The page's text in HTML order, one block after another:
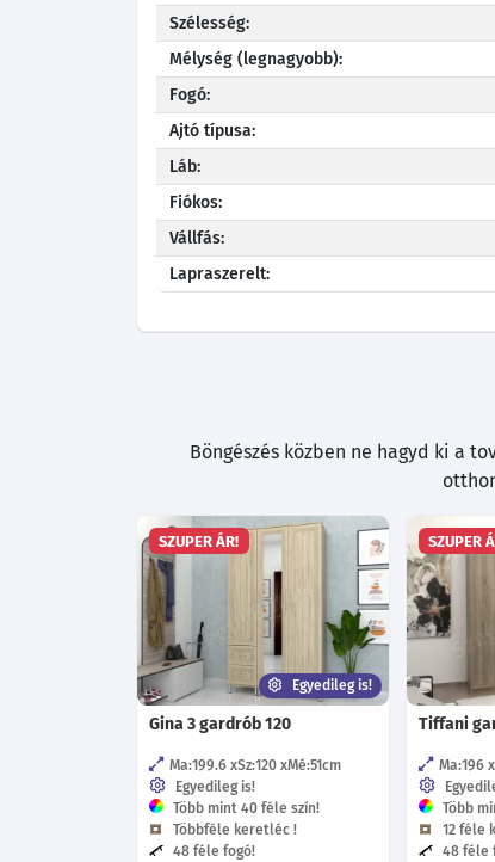
Szélesség:
Mélység (legnagyobb):
Fogó:
Ajtó típusa:
Láb:
Fiókos:
Vállfás:
Lapraszerelt:
Böngészés közben ne hagyd ki a
SZUPER ÁR!
Egyedileg is!
Gina 3 gardrób 120
Ma:199.6 Sz:120 Mé:51cm
Egyedileg is!
Több mint 40 féle szín!
Többféle keretléc !
48 féle fogó!
SZUPER
Tiffani
Ma:196
Több
12 féle
48 féle